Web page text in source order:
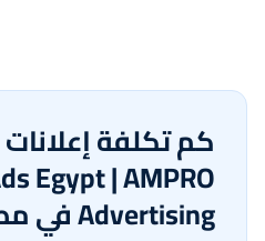
كم تكلفة
Egypt | AMPRO
Advertising في مصر؟